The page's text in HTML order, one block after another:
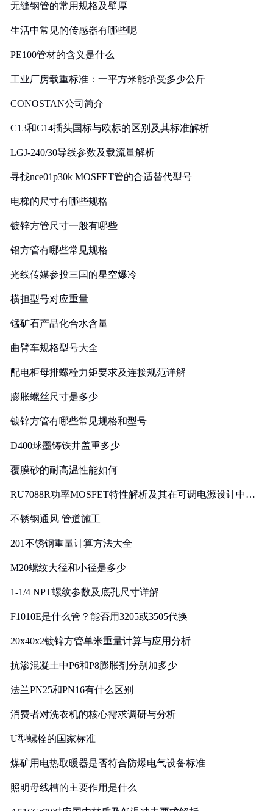
无缝钢管的常用规格及壁厚
生活中常见的传感器有哪些呢
PE100管材的含义是什么
工业厂房载重标准：一平方米能承受多少公斤
CONOSTAN公司简介
C13和C14插头国标与欧标的区别及其标准解析
LGJ-240/30导线参数及载流量解析
寻找nce01p30k MOSFET管的合适替代型号
电梯的尺寸有哪些规格
镀锌方管尺寸一般有哪些
铝方管有哪些常见规格
光线传媒参投三国的星空爆冷
横担型号对应重量
锰矿石产品化合水含量
曲臂车规格型号大全
配电柜母排螺栓力矩要求及连接规范详解
膨胀螺丝尺寸是多少
镀锌方管有哪些常见规格和型号
D400球墨铸铁井盖重多少
覆膜砂的耐高温性能如何
RU7088R功率MOSFET特性解析及其在可调电源设计中的
不锈钢通风 管道施工
201不锈钢重量计算方法大全
M20螺纹大径和小径是多少
1-1/4 NPT螺纹参数及底孔尺寸详解
F1010E是什么管？能否用3205或3505代换
20x40x2镀锌方管单米重量计算与应用分析
抗渗混凝土中P6和P8膨胀剂分别加多少
法兰PN25和PN16有什么区别
消费者对洗衣机的核心需求调研与分析
U型螺栓的国家标准
煤矿用电热取暖器是否符合防爆电气设备标准
照明母线槽的主要作用是什么